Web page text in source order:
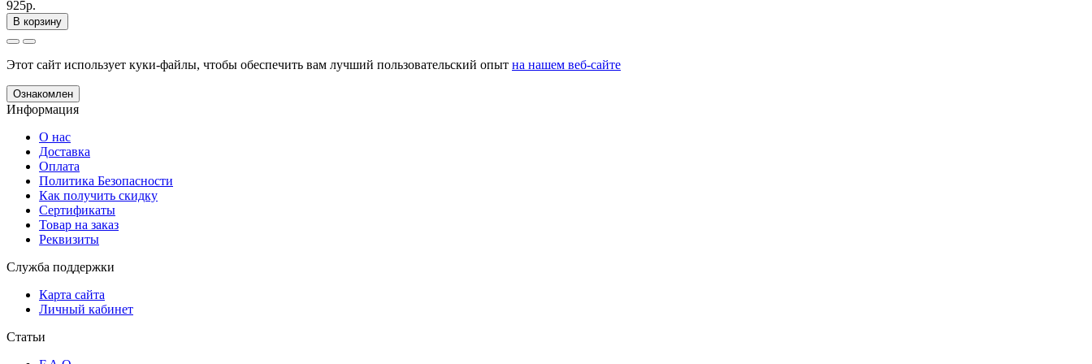
925р.
В корзину
Этот сайт использует куки-файлы, чтобы обеспечить вам лучший пользовательский опыт на нашем веб-сайте
Ознакомлен
Информация
О нас
Доставка
Оплата
Политика Безопасности
Как получить скидку
Сертификаты
Товар на заказ
Реквизиты
Служба поддержки
Карта сайта
Личный кабинет
Статьи